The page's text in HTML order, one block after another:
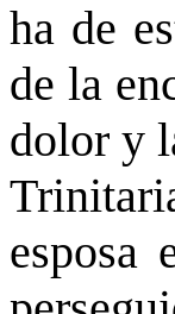
ha de
de la
dolor y
esposa